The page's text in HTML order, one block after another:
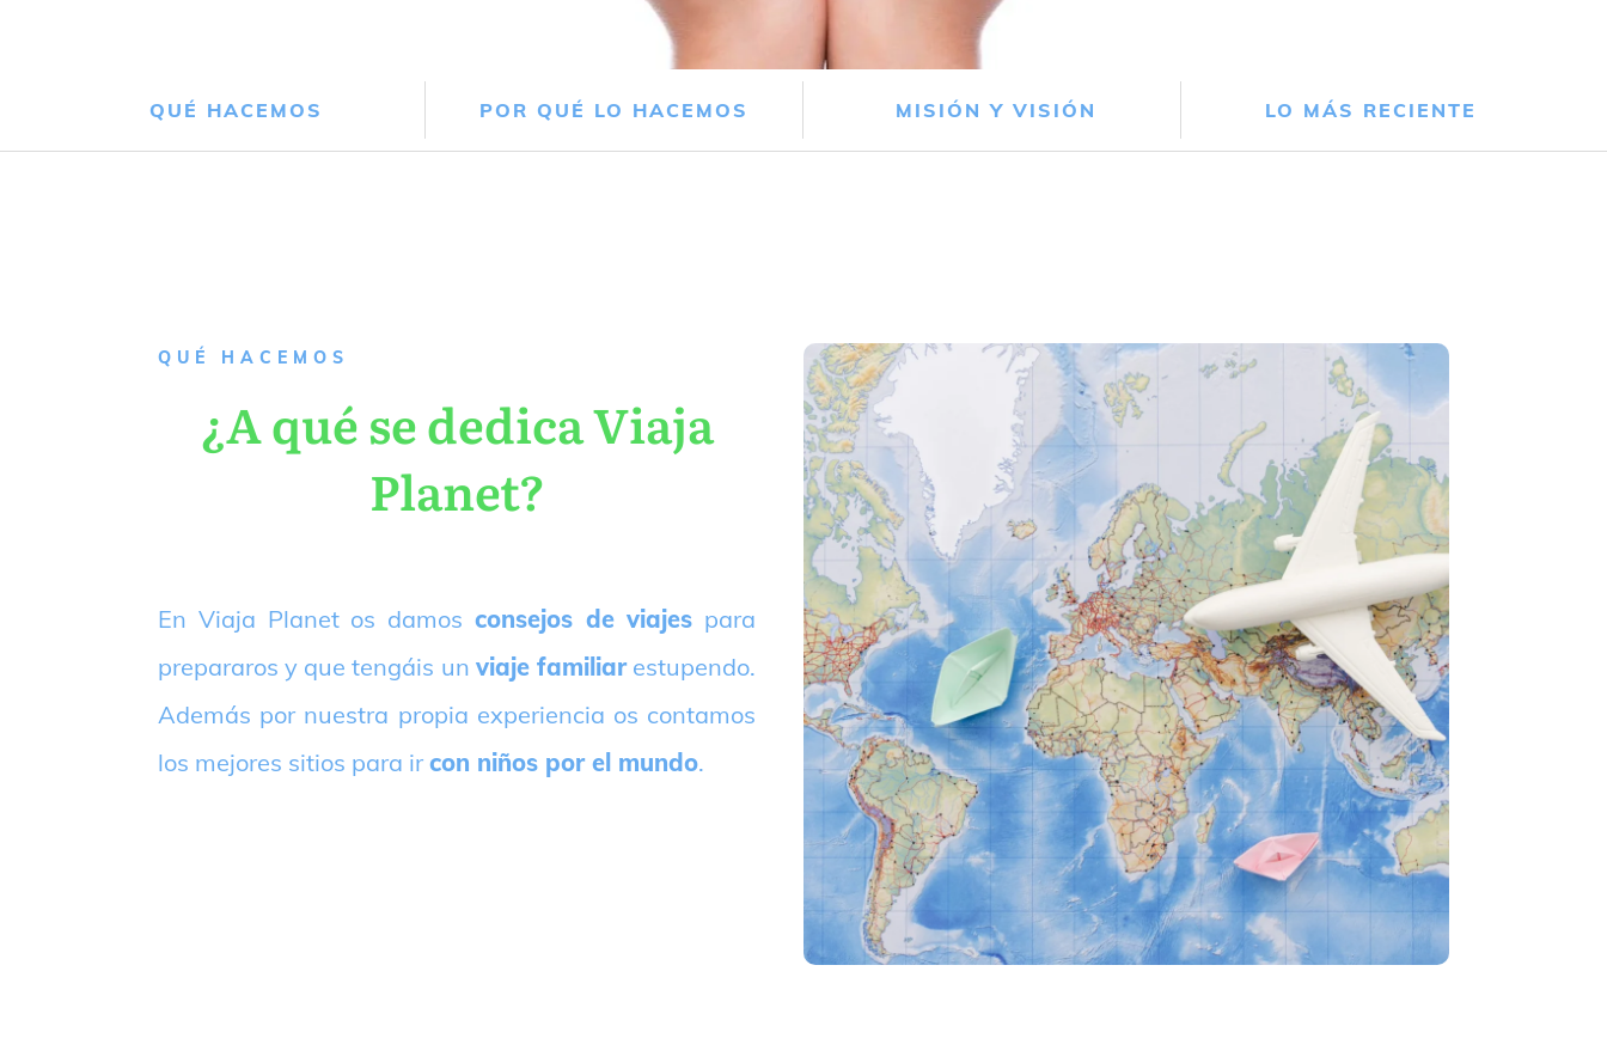
QUÉ HACEMOS POR QUÉ LO HACEMOS MISIÓN Y VISIÓN LO MÁS RECIENTE
QUÉ HACEMOS
¿A qué se dedica Viaja
Planet?
En Viaja Planet os damos consejos de viajes para
prepararos y que tengáis un viaje familiarestupendo.
Además por nuestra propia experiencia os contamos
los mejores sitios para ir con niños por el mundo.